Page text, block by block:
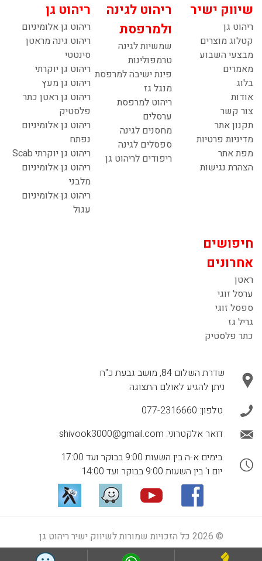
שיווק ישיר
ריהוט גן
קטלוג מוצרים
מבצעי השבוע
מאמרים
בלוג
אודות
צור קשר
תקנון אתר
מדיניות פרטיות
מפת אתר
הצהרת נגישות
ריהוט לגינה
ולמרפסת
שמשיות לגינה
טרמפולינות
פינת ישיבה למרפסת
מנגל גז
ריהוט למרפסת
ערסלים
מחסנים לגינה
ספסלים לגינה
ריפודים לריהוט גן
ריהוט גן
ריהוט גן אלומיניום
ריהוט גינה מראטן
סינטטי
ריהוט גן יוקרתי
ריהוט גן מעץ
ריהוט גן ראטן כתר
פלסטיק
ריהוט גן אלומיניום
נפתח
ריהוט גן יוקרתי Scab
ריהוט גן אלומיניום
מלבני
ריהוט גן אלומיניום
עגול
חיפושים
אחרונים
ראטן
ערסל זוגי
ספסל זוגי
גריל גז
כתר פלסטיק
שדרת השלום 84, מושב גבעת כ"ח
ניתן להגיע לאולם התצוגה
טלפון: 077-2316660
דואר אלקטרוני: shivook3000@gmail.com
בימים א-ה בין השעות 9:00 בבוקר ועד 17:00
יום ו' בין השעות 9:00 בבוקר ועד 14:00
© 2026 כל הזכויות שמורות לשיווק ישיר ריהוט גן